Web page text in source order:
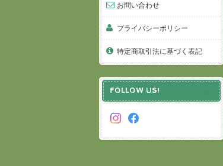
お問い合わせ
プライバシーポリシー
特定商取引法に基づく表記
FOLLOW US!